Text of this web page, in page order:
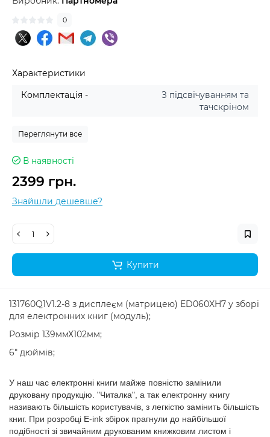
0
Характеристики
Комплектація -
З підсвічуванням та
тачскріном
Переглянути все
В наявності
2399 грн.
Знайшли дешевше?
Купити
131760Q1V1.2-8 з дисплеєм (матрицею) ED060XH7 у зборі
для електронних книг (модуль);
Розмір 139ммХ102мм;
6" дюймів;
У наш час електронні книги майже повністю замінили
друковану продукцію. "Читалка", а так електронну книгу
називають більшість користувачів, з легкістю замінить більшість
книг. При розробці E-ink збірок прагнули до найбільшої
подібності зі звичайним друкованим книжковим листом і